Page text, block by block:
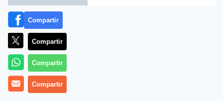
Byredo: Si pensabas que conocías Blanche, piénsalo
otra vezCompartir
Compartir
Compartir
Compartir